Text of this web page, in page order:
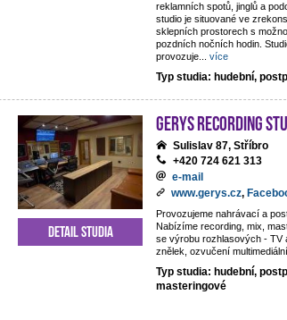
reklamních spotů, jinglů a
studio je situované ve
sklepních prostorech s
pozdních nočních hodin.
provozuje
více
Typ studia: hudební,
Gerys Recording
Sulislav 87, Stříbro
+420 724 621 313
e-mail
www.gerys.cz,
Provozujeme nahrávací a
Nabízíme recording, mix,
se výrobu rozhlasových - TV
znělek, ozvučení
Typ studia: hudební,
masteringové
Detail studia